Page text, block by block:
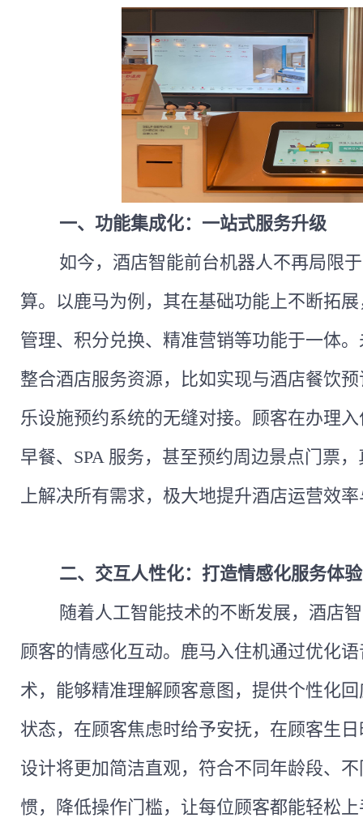
一、 功能集成化：一站式服务升级
如今，酒店智能前台机器人不再局限
算。以鹿马为例，其在基础功能上不断拓
管理、积分兑换、精准营销等功能于一体
整合酒店服务资源，比如实现与酒店餐饮
乐设施预约系统的无缝对接。顾客在办理
早餐、 SPA 服务，甚至预约周边景点门票
上解决所有需求，极大地提升酒店运营效
二、 交互人性化：打造情感化服务体验
随着人工智能技术的不断发展，酒店
顾客的情感化互动。鹿马入住机通过优化
术，能够精准理解顾客意图，提供个性化
状态，在顾客焦虑时给予安抚，在顾客生
设计将更加简洁直观，符合不同年龄段、
惯，降低操作门槛，让每位顾客都能轻松